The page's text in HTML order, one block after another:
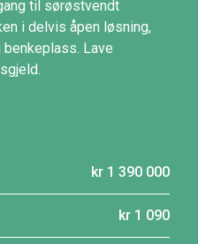
til sørøstvendt
i delvis åpen løsning,
Lave
kr 1 390 000
kr 1 090